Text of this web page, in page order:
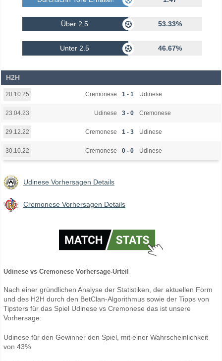
Über 2.5 53.33%
Unter 2.5 46.67%
H2H
20.10.25 Cremonese 1 - 1 Udinese
23.04.23 Udinese 3 - 0 Cremonese
29.12.22 Cremonese 1 - 3 Udinese
30.10.22 Cremonese 0 - 0 Udinese
Udinese Vorhersagen Details
Cremonese Vorhersagen Details
Udinese vs Cremonese Vorhersage-Urteil
Nach einer gründlichen Analyse der Statistiken, der aktuellen Form
und des H2H durch den BetClan-Algorithmus sowie der Tipps von
Tipsters für das Spiel Udinese vs Cremonese das ist unsere
Vorhersage:
Udinese für den Gewinner den Spiel, mit einer Wahrscheinlichkeit
von 43%